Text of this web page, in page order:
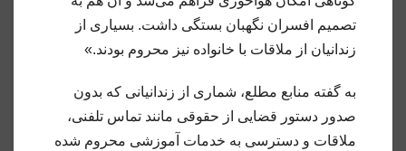
تصمیم افسران نگهبان بستگی داشت. بسیاری از
زندانیان از ملاقات با خانواده نیز محروم بودند.»
به گفته منابع مطلع، شماری از زندانیانی که بدون
صدور دستور قضایی از حقوقی مانند تماس تلفنی،
ملاقات و دسترسی به خدمات آموزشی محروم شده